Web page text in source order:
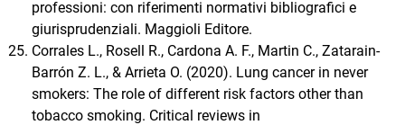
professioni: con riferimenti normativi bibliografici e
giurisprudenziali. Maggioli Editore.
Corrales L., Rosell R., Cardona A. F., Martin C., Zatarain-
Barrón Z. L., & Arrieta O. (2020). Lung cancer in never
smokers: The role of different risk factors other than
tobacco smoking. Critical reviews in